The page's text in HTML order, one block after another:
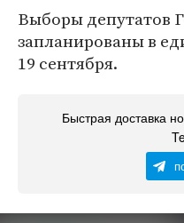
Выборы депутатов
запланированы в
19 сентября.
Быстрая доставка